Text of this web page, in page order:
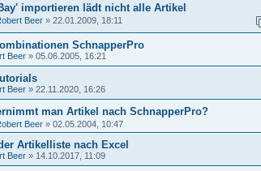
importieren lädt nicht alle Artikel
Beer » 22.01.2009, 18:11
SchnapperPro
Beer » 05.06.2005, 16:21
Beer » 22.11.2020, 16:26
man Artikel nach SchnapperPro?
Beer » 02.05.2004, 10:47
Artikelliste nach Excel
Beer » 14.10.2017, 11:09